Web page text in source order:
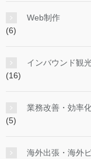
Web制作
(6)
インバウンド観
(16)
業務改善・効率
(5)
海外出張・海外